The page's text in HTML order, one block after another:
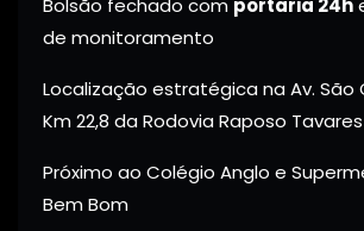
Bolsão fechado com portaria 24h
de monitoramento
Localização estratégica na Av. São
Km 22,8 da Rodovia Raposo Tavares
Próximo ao Colégio Anglo e
Bem Bom